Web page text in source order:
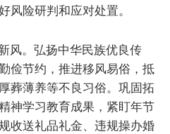
风险研判和应对处置。
。弘扬中华民族优良传
俭节约，推进移风易俗，抵
葬薄养等不良习俗。巩固拓
神学习教育成果，紧盯年节
收送礼品礼金、违规操办婚